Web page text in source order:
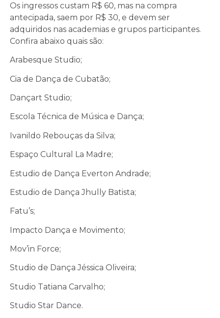
Os ingressos custam R$ 60, mas na compra
antecipada, saem por R$ 30, e devem ser
adquiridos nas academias e grupos participantes.
Confira abaixo quais são:
Arabesque Studio;
Cia de Dança de Cubatão;
Dançart Studio;
Escola Técnica de Música e Dança;
Ivanildo Rebouças da Silva;
Espaço Cultural La Madre;
Estudio de Dança Everton Andrade;
Estudio de Dança Jhully Batista;
Fatu’s;
Impacto Dança e Movimento;
Mov’in Force;
Studio de Dança Jéssica Oliveira;
Studio Tatiana Carvalho;
Studio Star Dance.